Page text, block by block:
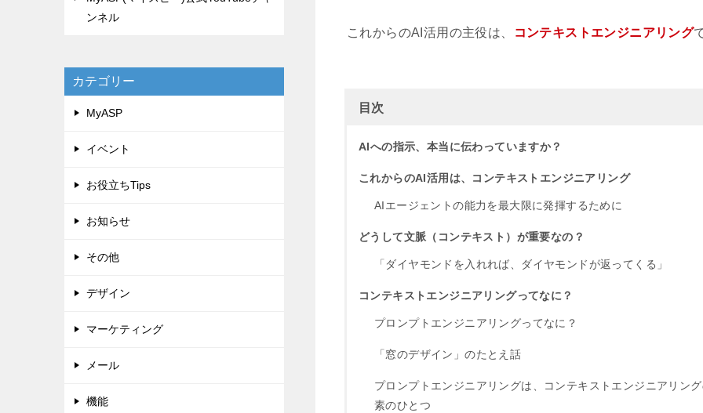
これからのAI活用の主役は、 コンテキストエンジニアリング
目次
AIへの指示、本当に伝わっていますか？
これからのAI活用は、コンテキストエンジニアリング
AIエージェントの能力を最大限に発揮するために
どうして文脈（コンテキスト）が重要なの？
「ダイヤモンドを入れれば、ダイヤモンドが返ってくる」
コンテキストエンジニアリングってなに？
プロンプトエンジニアリングってなに？
「窓のデザイン」のたとえ話
プロンプトエンジニアリングは、コンテキストエンジニアリン
素のひとつ
ンネル
カテゴリー
MyASP
イベント
お役立ちTips
お知らせ
その他
デザイン
マーケティング
メール
機能